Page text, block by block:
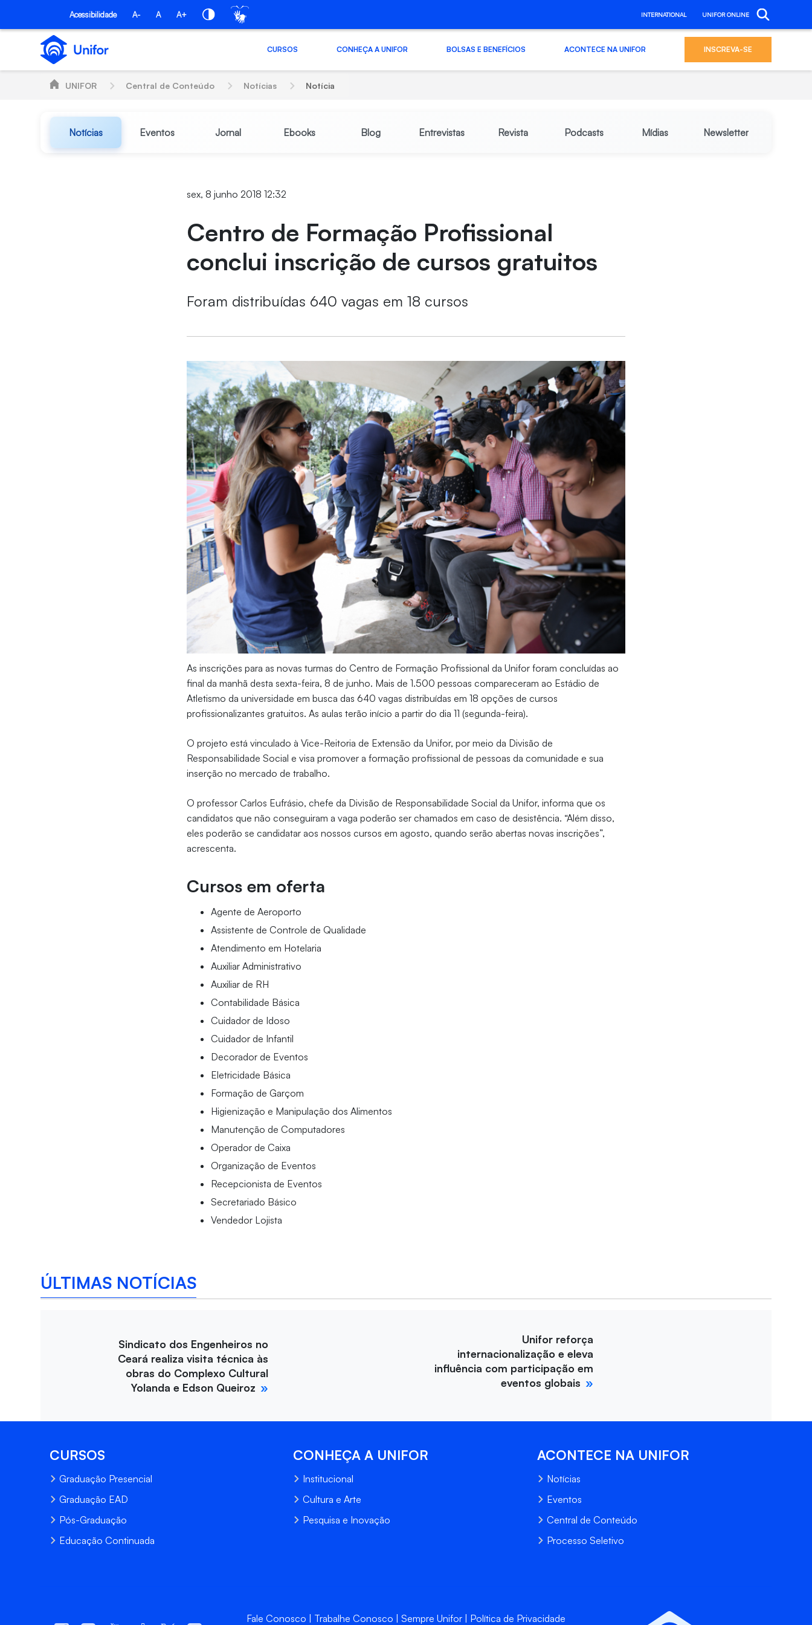
Pular para o Conteúdo principal
Acessibilidade A- A A+ INTERNATIONAL UNIFOR ONLINE
CURSOS CONHEÇA A UNIFOR BOLSAS E BENEFÍCIOS ACONTECE NA UNIFOR INSCREVA-SE
UNIFOR Central de Conteúdo Notícias Notícia
Notícias Eventos Jornal Ebooks Blog Entrevistas Revista Podcasts Mídias Newsletter
sex, 8 junho 2018 12:32
Centro de Formação Profissional
conclui inscrição de cursos gratuitos
Foram distribuídas 640 vagas em 18 cursos
As inscrições para as novas turmas do Centro de Formação Profissional da Unifor foram concluídas ao
final da manhã desta sexta-feira, 8 de junho. Mais de 1.500 pessoas compareceram ao Estádio de
Atletismo da universidade em busca das 640 vagas distribuídas em 18 opções de cursos
profissionalizantes gratuitos. As aulas terão início a partir do dia 11 (segunda-feira).
O projeto está vinculado à Vice-Reitoria de Extensão da Unifor, por meio da Divisão de
Responsabilidade Social e visa promover a formação profissional de pessoas da comunidade e sua
inserção no mercado de trabalho.
O professor Carlos Eufrásio, chefe da Divisão de Responsabilidade Social da Unifor, informa que os
candidatos que não conseguiram a vaga poderão ser chamados em caso de desistência. “Além disso,
eles poderão se candidatar aos nossos cursos em agosto, quando serão abertas novas inscrições”,
acrescenta.
Cursos em oferta
Agente de Aeroporto
Assistente de Controle de Qualidade
Atendimento em Hotelaria
Auxiliar Administrativo
Auxiliar de RH
Contabilidade Básica
Cuidador de Idoso
Cuidador de Infantil
Decorador de Eventos
Eletricidade Básica
Formação de Garçom
Higienização e Manipulação dos Alimentos
Manutenção de Computadores
Operador de Caixa
Organização de Eventos
Recepcionista de Eventos
Secretariado Básico
Vendedor Lojista
ÚLTIMAS NOTÍCIAS
Sindicato dos Engenheiros no
Ceará realiza visita técnica às
obras do Complexo Cultural
Yolanda e Edson Queiroz
Unifor reforça
internacionalização e eleva
influência com participação em
eventos globais
CURSOS
Graduação Presencial
Graduação EAD
Pós-Graduação
Educação Continuada
CONHEÇA A UNIFOR
Institucional
Cultura e Arte
Pesquisa e Inovação
ACONTECE NA UNIFOR
Notícias
Eventos
Central de Conteúdo
Processo Seletivo
Fale Conosco Trabalhe Conosco Sempre Unifor Política de Privacidade